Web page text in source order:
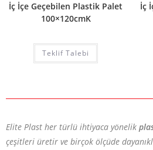
İç İçe Geçebilen Plastik Palet
100×120cmK
Teklif Talebi
İç
Elite Plast her türlü ihtiyaca yönelik
çeşitleri üretir ve birçok ölçüde